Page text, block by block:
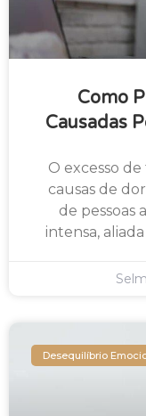
Como
Causadas
O excesso
causas de
de pessoas
intensa,
Desequilíbrio